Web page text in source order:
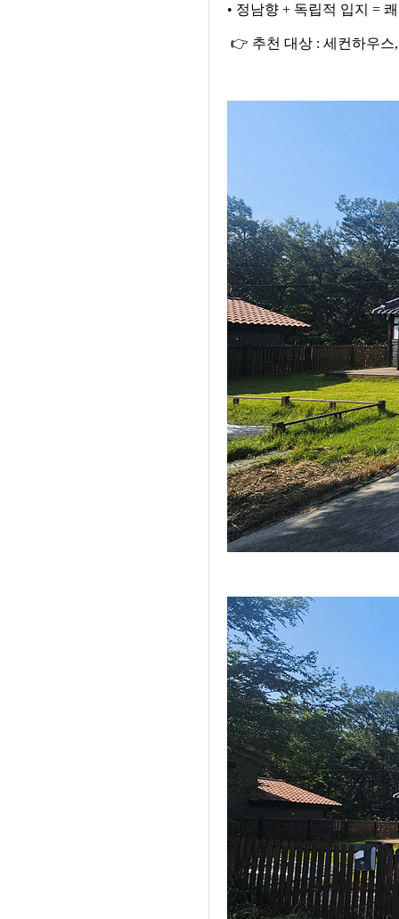
• 정남향 + 독립적 입지 =
👉 추천 대상 : 세컨하우스